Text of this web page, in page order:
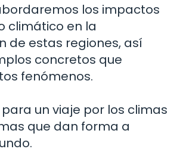
los impactos
climático en la
de estas regiones, así
concretos que
fenómenos.
un viaje por los climas
que dan forma a